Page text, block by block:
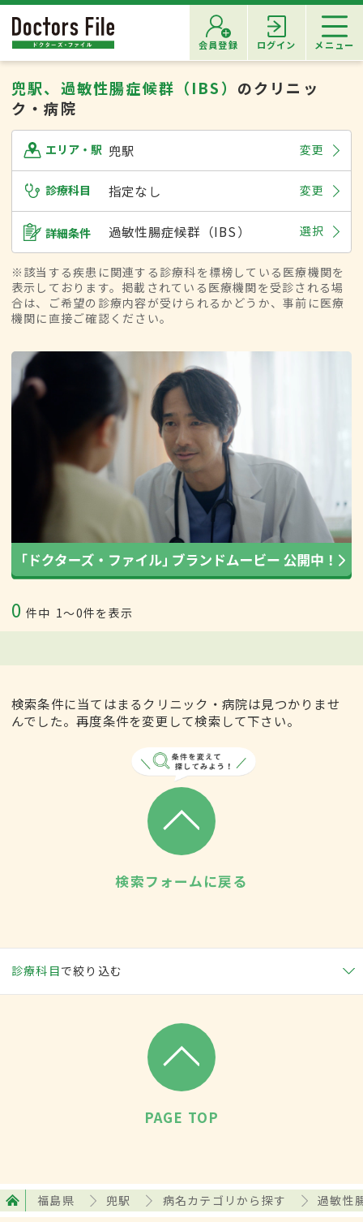
会員登録 ログイン メニュー
兜駅、過敏性腸症候群（IBS） のクリニッ
ク・病院
エリア・駅 兜駅 変更
診療科目 指定なし 変更
詳細条件 過敏性腸症候群（IBS） 選択
※該当する疾患に関連する診療科を標榜している医療機関を
表示しております。掲載されている医療機関を受診される場
合は、ご希望の診療内容が受けられるかどうか、事前に医療
機関に直接ご確認ください。
0 件中 1〜0件を表示
検索条件に当てはまるクリニック・病院は見つかりませ
んでした。再度条件を変更して検索して下さい。
検索フォームに戻る
診療科目で絞り込む
PAGE TOP
福島県 兜駅 病名カテゴリから探す 過敏性